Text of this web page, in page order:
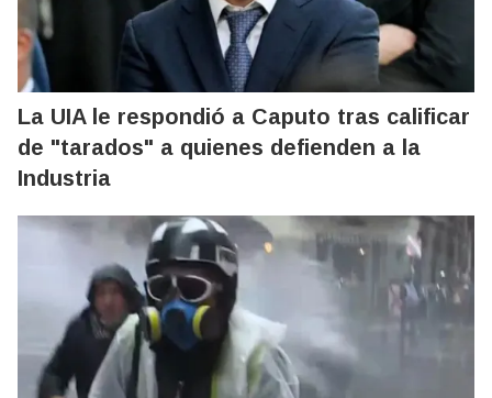
La UIA le respondió a Caputo tras calificar
de "tarados" a quienes defienden a la
Industria